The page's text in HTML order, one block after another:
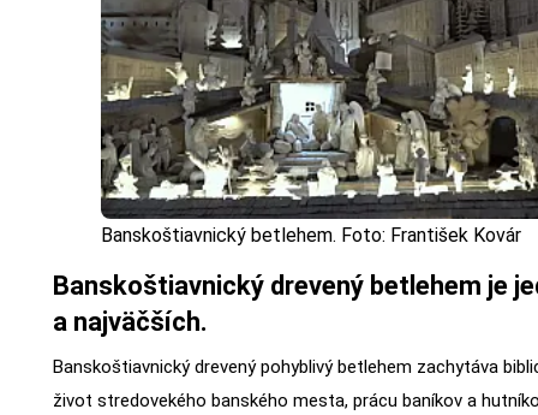
Banskoštiavnický betlehem. Foto: František Kovár
Banskoštiavnický drevený betlehem je
a najväčších.
Banskoštiavnický drevený pohyblivý betlehem zachytáva
život stredovekého banského mesta, prácu baníkov a